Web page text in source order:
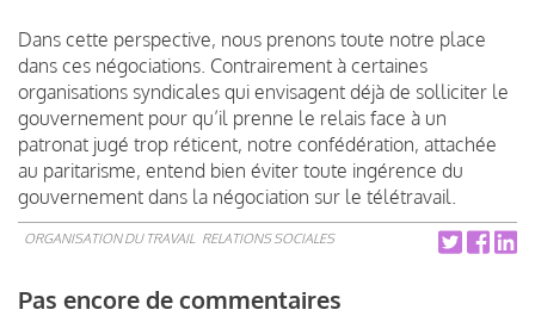
Dans cette perspective, nous prenons toute notre place
dans ces négociations. Contrairement à certaines
organisations syndicales qui envisagent déjà de solliciter le
gouvernement pour qu’il prenne le relais face à un
patronat jugé trop réticent, notre confédération, attachée
au paritarisme, entend bien éviter toute ingérence du
gouvernement dans la négociation sur le télétravail.
ORGANISATION DU TRAVAIL RELATIONS SOCIALES
Pas encore de commentaires